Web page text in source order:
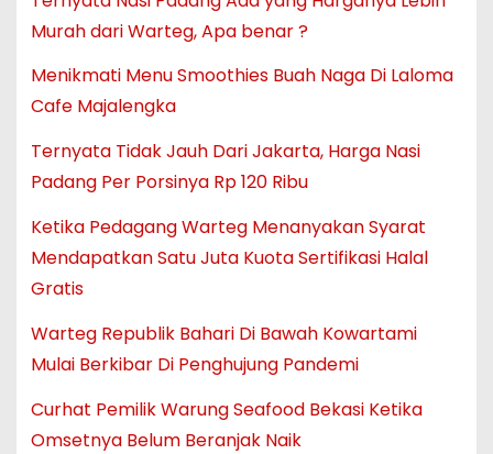
Murah dari Warteg, Apa benar ?
Menikmati Menu Smoothies Buah Naga Di Laloma
Cafe Majalengka
Ternyata Tidak Jauh Dari Jakarta, Harga Nasi
Padang Per Porsinya Rp 120 Ribu
Ketika Pedagang Warteg Menanyakan Syarat
Mendapatkan Satu Juta Kuota Sertifikasi Halal
Gratis
Warteg Republik Bahari Di Bawah Kowartami
Mulai Berkibar Di Penghujung Pandemi
Curhat Pemilik Warung Seafood Bekasi Ketika
Omsetnya Belum Beranjak Naik